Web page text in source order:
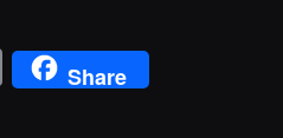
C
o
Share